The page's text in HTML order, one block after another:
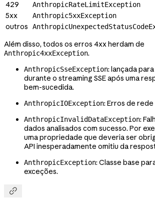
429 AnthropicRateLimitException
5xx Anthropic5xxException
outros
Além disso, todos os erros 4xx herdam de
Anthropic4xxException.
AnthropicSseException: lançada
durante o streaming SSE após uma
bem-sucedida.
AnthropicIOException: Erros de rede
AnthropicInvalidDataException:
dados analisados com sucesso. Por
uma propriedade que deveria ser
API inesperadamente omitiu da
AnthropicException: Classe base
exceções.
